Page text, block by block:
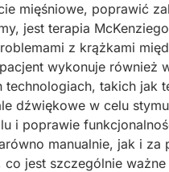
mięśniowe, poprawić
jest terapia
z krążkami
wykonuje również
takich jak
dźwiękowe w celu
i poprawie
manualnie, jak i
co jest szczególnie